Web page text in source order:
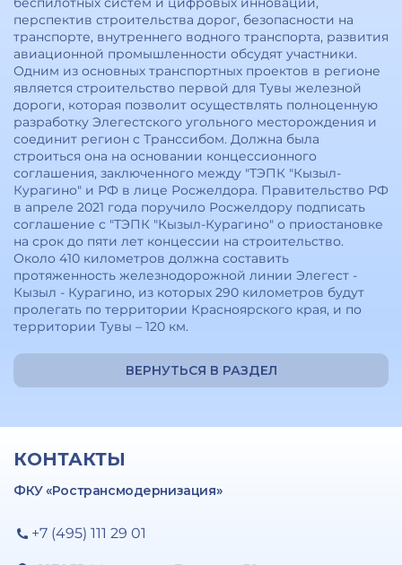
перспектив строительства дорог, безопасности на
транспорте, внутреннего водного транспорта, развития
авиационной промышленности обсудят участники.
Одним из основных транспортных проектов в регионе
является строительство первой для Тувы железной
дороги, которая позволит осуществлять полноценную
разработку Элегестского угольного месторождения и
соединит регион с Транссибом. Должна была
строиться она на основании концессионного
соглашения, заключенного между "ТЭПК "Кызыл-
Курагино" и РФ в лице Росжелдора. Правительство РФ
в апреле 2021 года поручило Росжелдору подписать
соглашение с "ТЭПК "Кызыл-Курагино" о приостановке
на срок до пяти лет концессии на строительство.
Около 410 километров должна составить
протяженность железнодорожной линии Элегест -
Кызыл - Курагино, из которых 290 километров будут
пролегать по территории Красноярского края, и по
территории Тувы – 120 км.
ВЕРНУТЬСЯ В РАЗДЕЛ
КОНТАКТЫ
ФКУ «Ространсмодернизация»
+7 (495) 111 29 01